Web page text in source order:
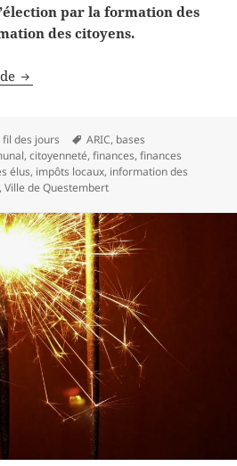
par la formation des
des citoyens.
La formation des élus
fil des jours
Mots-
clés
ARIC, bases
,citoyenneté,finances,finances
élus, impôts locaux, information des
,Ville de Questembert